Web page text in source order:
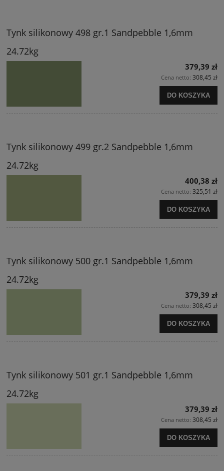
Tynk silikonowy 498 gr.1 Sandpebble 1,6mm
24.72kg
379,39 zł
Cena netto: 308,45 zł
DO KOSZYKA
Tynk silikonowy 499 gr.2 Sandpebble 1,6mm
24.72kg
400,38 zł
Cena netto: 325,51 zł
DO KOSZYKA
Tynk silikonowy 500 gr.1 Sandpebble 1,6mm
24.72kg
379,39 zł
Cena netto: 308,45 zł
DO KOSZYKA
Tynk silikonowy 501 gr.1 Sandpebble 1,6mm
24.72kg
379,39 zł
Cena netto: 308,45 zł
DO KOSZYKA